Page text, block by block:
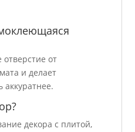
от
и делает
аккуратнее.
декора с плитой,